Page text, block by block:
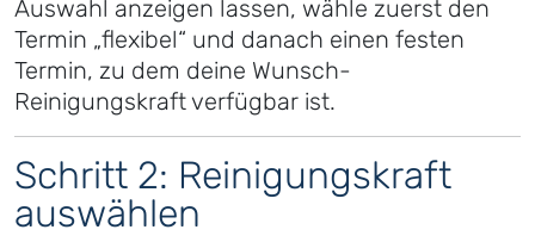
Auswahl anzeigen lassen, wähle zuerst den
Termin „flexibel“ und danach einen festen
Termin, zu dem deine Wunsch-
Reinigungskraft verfügbar ist.
Schritt 2: Reinigungskraft
auswählen